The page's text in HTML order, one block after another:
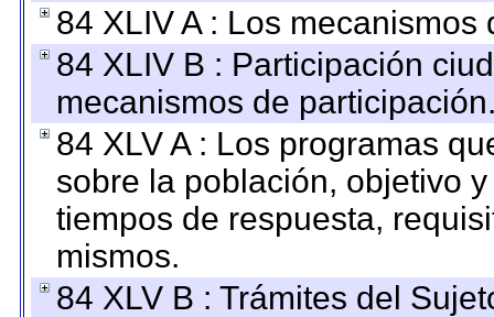
84 XLIV A : Los
84 XLIV B : Participación
mecanismos de
84 XLV A : Los programas
sobre la población, objetivo
tiempos de respuesta,
mismos.
84 XLV B : Trámites del